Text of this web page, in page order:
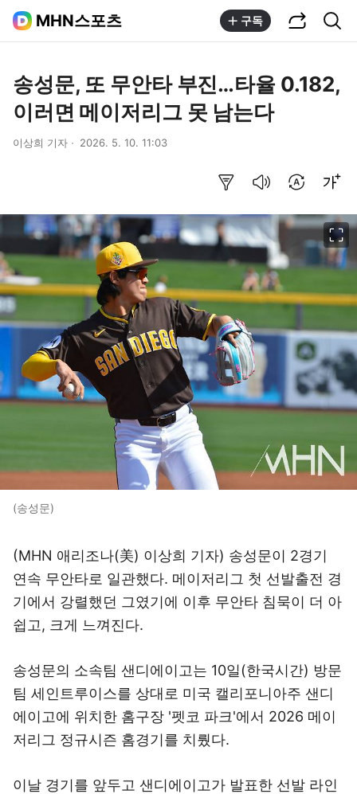
MHN스포츠 구독
송성문, 또 무안타 부진…타율 0.182,
이러면 메이저리그 못 남는다
이상희 기자 2026. 5. 10. 11:03
(송성문)
(MHN 애리조나(美) 이상희 기자) 송성문이 2경기
연속 무안타로 일관했다. 메이저리그 첫 선발출전 경
기에서 강렬했던 그였기에 이후 무안타 침묵이 더 아
쉽고, 크게 느껴진다.
송성문의 소속팀 샌디에이고는 10일(한국시간) 방문
팀 세인트루이스를 상대로 미국 캘리포니아주 샌디
에이고에 위치한 홈구장 '펫코 파크'에서 2026 메이
저리그 정규시즌 홈경기를 치뤘다.
이날 경기를 앞두고 샌디에이고가 발표한 선발 라인